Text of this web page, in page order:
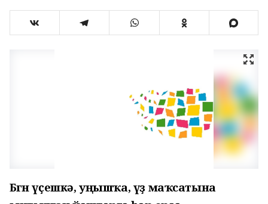
Бөгөн үҫешкә, уңышҡа, үҙ маҡсатына